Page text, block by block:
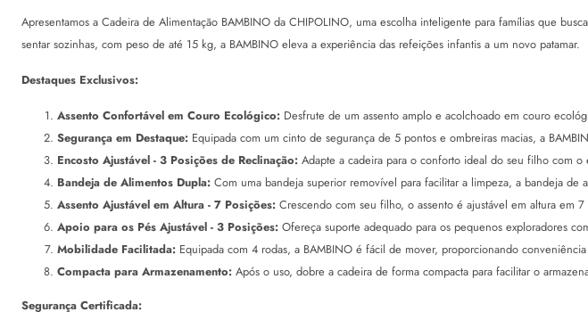
Apresentamos a Cadeira de Alimentação BAMBINO da CHIPOLINO, uma escolha inteligente para famílias que
sentar sozinhas, com peso de até 15 kg, a BAMBINO eleva a experiência das refeições infantis a um novo patamar.
Destaques Exclusivos:
Assento Confortável em Couro Ecológico: Desfrute de um assento amplo e acolchoado em couro
Segurança em Destaque: Equipada com um cinto de segurança de 5 pontos e ombreiras macias, a
Encosto Ajustável - 3 Posições de Reclinação: Adapte a cadeira para o conforto ideal do seu filho com
Bandeja de Alimentos Dupla: Com uma bandeja superior removível para facilitar a limpeza, a bandeja
Assento Ajustável em Altura - 7 Posições: Crescendo com seu filho, o assento é ajustável em altura em
Apoio para os Pés Ajustável - 3 Posições: Ofereça suporte adequado para os pequenos exploradores
Mobilidade Facilitada: Equipada com 4 rodas, a BAMBINO é fácil de mover, proporcionando
Compacta para Armazenamento: Após o uso, dobre a cadeira de forma compacta para facilitar o
Segurança Certificada: